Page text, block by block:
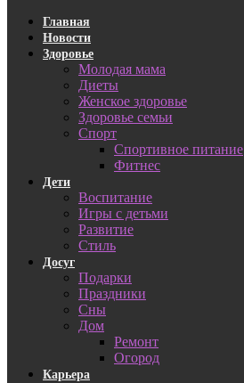
Главная
Новости
Здоровье
Молодая мама
Диеты
Женское здоровье
Здоровье семьи
Спорт
Спортивное питание
Фитнес
Дети
Воспитание
Игры с детьми
Развитие
Стиль
Досуг
Подарки
Праздники
Сны
Дом
Ремонт
Огород
Карьера